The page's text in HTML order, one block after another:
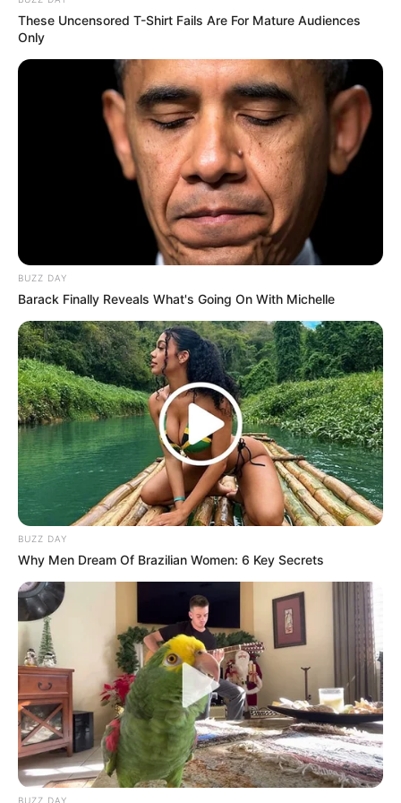
perdió.
These Uncensored T-Shirt Fails Are For Mature Audiences
Only
BUZZ DAY
Barack Finally Reveals What's Going On With Michelle
BUZZ DAY
Why Men Dream Of Brazilian Women: 6 Key Secrets
BUZZ DAY